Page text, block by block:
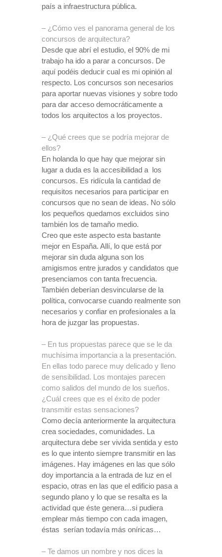
país a infraestructura pública.
– ¿Cómo ves el panorama general de los
concursos de arquitectura?
Desde que abrí el estudio, el 90% de mi
trabajo ha ido a parar a concursos. De
aquí podéis deducir cual es mi opinión al
respecto. Los concursos son necesarios
para aportar nuevas visiones y sobre todo
para dar acceso democráticamente a
todos los arquitectos a los proyectos.
– ¿Qué crees que se podría mejorar de
ellos?
En holanda lo que hay que mejorar sin
lugar a duda es la accesibilidad a
los
concursos. Es ridícula la cantidad de
requisitos necesarios para participar en
concursos que no sean de ideas. No sólo
los pequeños quedamos excluidos sino
también los de tamaño medio.
Creo que este aspecto esta bastante
mejor en España. Allí, lo que está por
mejorar sin duda alguna son los
amigismos entre jurados y candidatos que
presenciamos con tanta frecuencia.
También deberían desvincularse de la
política, convocarse cuando realmente son
necesarios y confiar en profesionales a la
hora de juzgar las propuestas.
– En tus propuestas parece que se le da
muchísima importancia a la presentación.
En ellas todo parece muy delicado y lleno
de sensibilidad. Los montajes parecen
como salidos del mundo de los sueños.
¿Cuál crees que es el éxito de poder
transmitir estas sensaciones?
Como decía anteriormente la arquitectura
crea sociedades, comunidades. La
arquitectura debe ser vivida sentida y esto
es lo que intento siempre transmitir en las
imágenes. Hay imágenes en las que sólo
doy importancia a la entrada de luz en el
espacio, otras en las que el edificio pasa a
segundo plano y lo que se resalta es la
actividad que éste genera…si pudiera
emplear más tiempo con cada imagen,
éstas serían todavía más oníricas…
– Te damos un nombre y nos dices la